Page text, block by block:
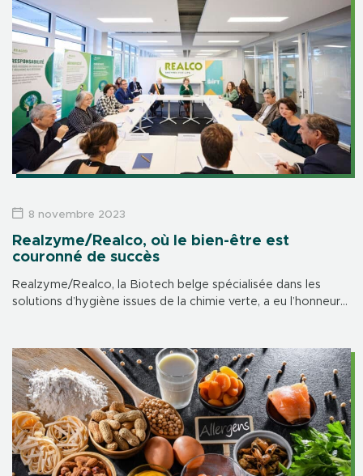
Realzyme/Realco, où le bien-être est
couronné de succès
Realzyme/Realco, la Biotech belge spécialisée dans les
solutions d’hygiène issues de la chimie verte, a eu l’honneur
santé mentale en entreprise.
8 novembre 2023